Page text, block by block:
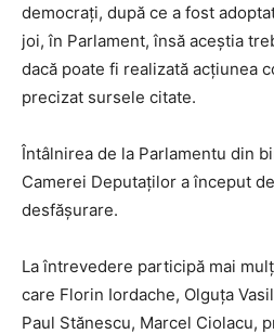
democrați, după ce a fost
joi, în Parlament, însă aceștia
dacă poate fi realizată acțiunea
precizat sursele citate.
Întâlnirea de la Parlamentu din
Camerei Deputaților a început
desfășurare.
La întrevedere participă mai
care Florin Iordache, Olguța
Paul Stănescu, Marcel Ciolacu,